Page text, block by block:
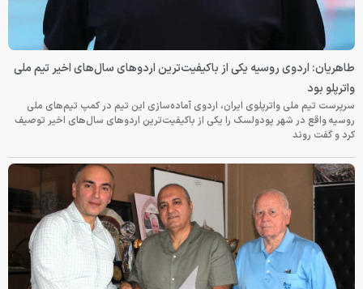
طاهریان: اردوی روسیه یکی از باکیفیت‌ترین اردوهای سال‌های اخیر تیم ملی
واترپلو بود
سرپرست تیم ملی واترپلوی ایران، اردوی آماده‌سازی این تیم در کمپ تیم‌های ملی
روسیه واقع در شهر پودولسک را یکی از باکیفیت‌ترین اردوهای سال‌های اخیر توصیف
کرد و گفت روند